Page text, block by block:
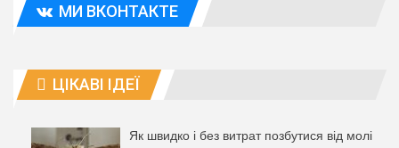
МИ ВКОНТАКТЕ
ЦІКАВІ ІДЕЇ
Як швидко і без витрат позбутися від молі